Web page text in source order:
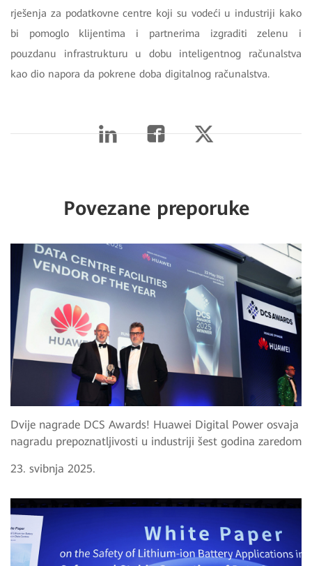
rješenja za podatkovne centre koji su vodeći u industriji kako
bi pomoglo klijentima i partnerima izgraditi zelenu i
pouzdanu infrastrukturu u dobu inteligentnog računalstva
kao dio napora da pokrene doba digitalnog računalstva.
Povezane preporuke
Dvije nagrade DCS Awards! Huawei Digital Power osvaja
nagradu prepoznatljivosti u industriji šest godina zaredom
23. svibnja 2025.